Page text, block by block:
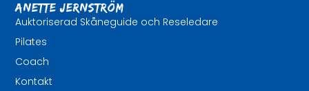
Anette Jernström
Auktoriserad Skåneguide och Reseledare
Pilates
Coach
Kontakt